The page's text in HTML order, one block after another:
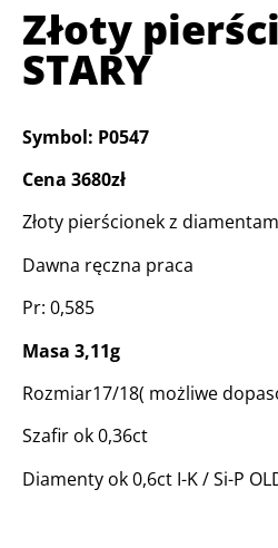
Złoty
STARY
Symbol: P0547
Cena 3680zł
Złoty pierścionek z
Dawna ręczna praca
Pr: 0,585
Masa 3,11g
Rozmiar17/18( możliwe
Szafir ok 0,36ct
Diamenty ok 0,6ct I-K / Si-P